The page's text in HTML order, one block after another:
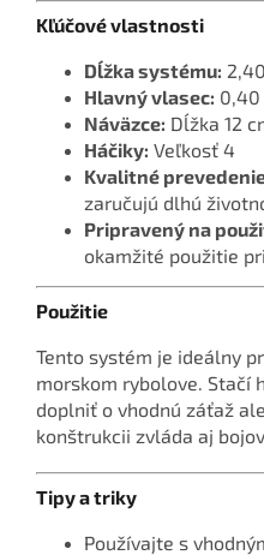
Kľúčové vlastnosti
Dĺžka systému:
Hlavný vlasec: 0,40
Náväzce: Dĺžka 12
Háčiky: Veľkosť 4
Kvalitné
zaručujú dlhú
Pripravený na
okamžité použitie
Použitie
Tento systém je ideálny
morskom rybolove. Stačí
doplniť o vhodnú záťaž
konštrukcii zvláda aj
Tipy a triky
Používajte s